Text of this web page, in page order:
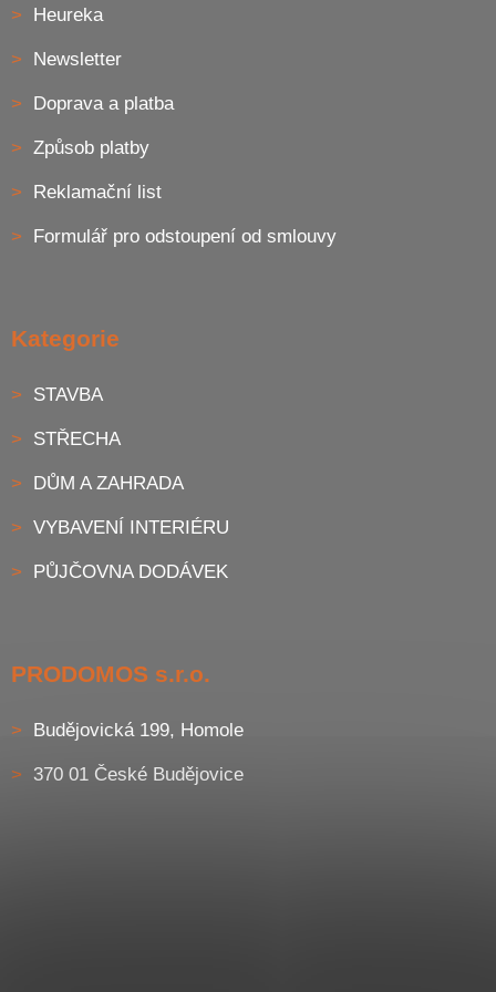
Heureka
Newsletter
Doprava a platba
Způsob platby
Reklamační list
Formulář pro odstoupení od smlouvy
Kategorie
STAVBA
STŘECHA
DŮM A ZAHRADA
VYBAVENÍ INTERIÉRU
PŮJČOVNA DODÁVEK
PRODOMOS s.r.o.
Budějovická 199, Homole
370 01 České Budějovice